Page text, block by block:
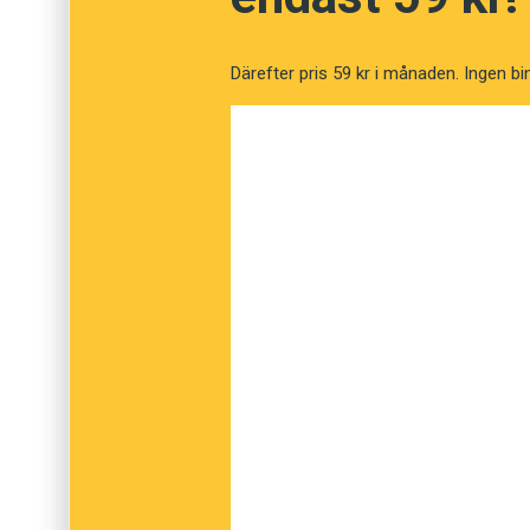
varierar. Men här finns många trevliga
Därefter pris 59 kr i månaden. Ingen